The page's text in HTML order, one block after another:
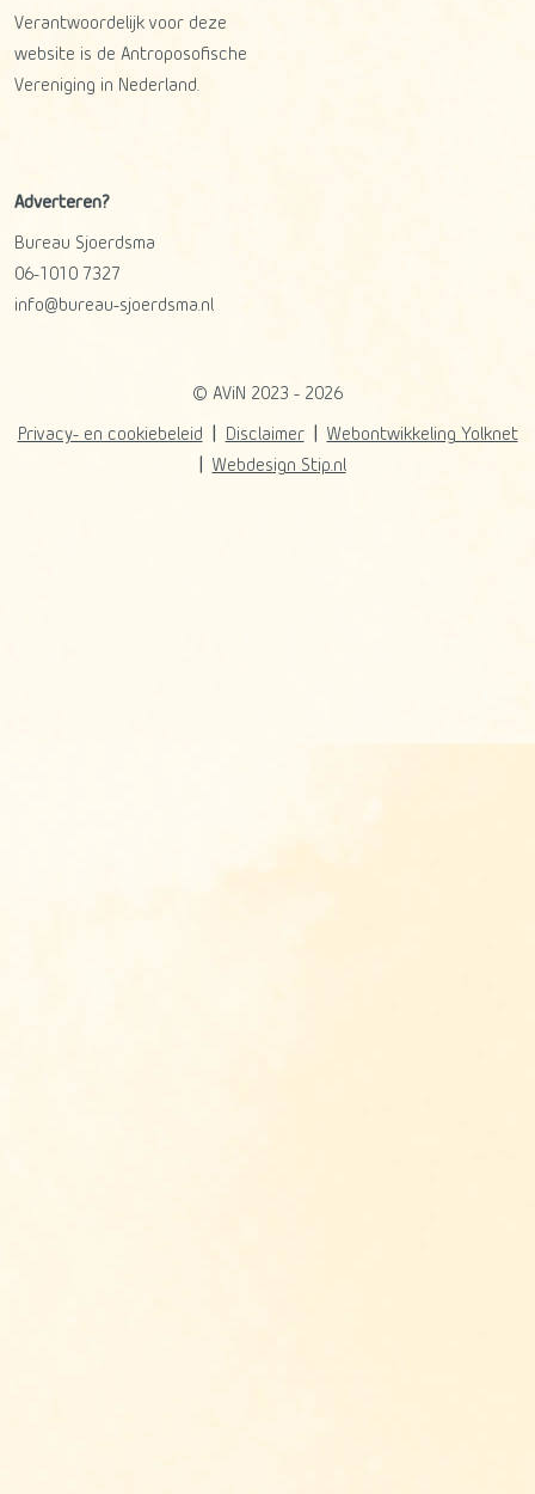
Verantwoordelijk voor deze
website is de Antroposofische
Vereniging in Nederland.
Adverteren?
Bureau Sjoerdsma
06-1010 7327
info@bureau-sjoerdsma.nl
© AViN 2023 - 2026
Privacy- en cookiebeleid Disclaimer
Webontwikkeling Yolknet
Webdesign Stip.nl